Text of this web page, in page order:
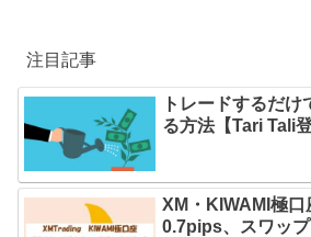
注目記事
トレードするだけ
る方法【Tari Tali登
XM・KIWAMI極口
0.7pips、スワッ